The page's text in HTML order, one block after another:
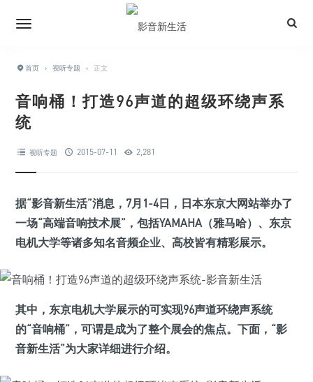
首页 › 视听专题 › 正文
音响桶！打造96声道的超级环绕声系
统
视听专题 2015-07-11 2,281
据“影音新生活”消息，7月1-4日，日本东京大网站举办了
一场“高端音响技术展”，包括YAMAHA（雅马哈）、东京
电机大学等诸多知名音频企业、高校皆有精彩展示。
其中，东京电机大学展示的可实现96声道环绕声系统
的“音响桶”，可谓是成为了整个展会的焦点。下面，“影
音新生活”为大家详细进行介绍。